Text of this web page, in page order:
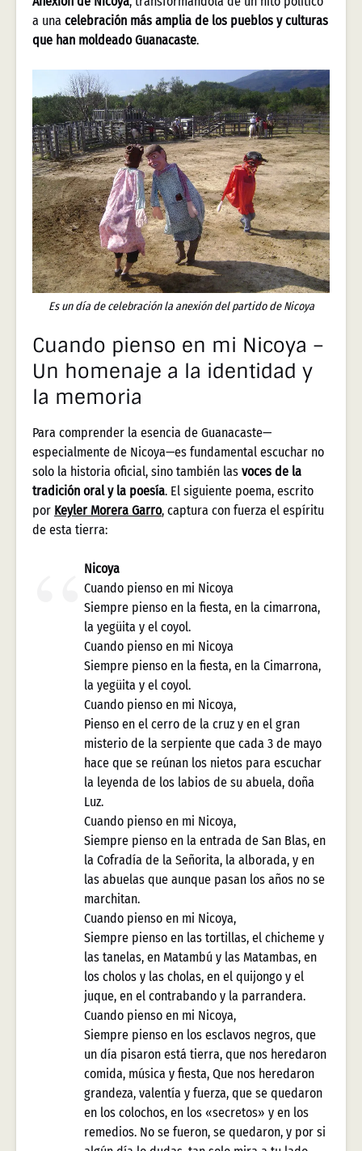
a una celebración más amplia de los pueblos y culturas
que han moldeado Guanacaste.
Es un día de celebración la anexión del partido de Nicoya
Cuando pienso en mi Nicoya –
Un homenaje a la identidad y
la memoria
Para comprender la esencia de Guanacaste—
especialmente de Nicoya—es fundamental escuchar no
solo la historia oficial, sino también las voces de la
tradición oral y la poesía. El siguiente poema, escrito
por Keyler Morera Garro, captura con fuerza el espíritu
de esta tierra:
Nicoya
Cuando pienso en mi Nicoya
Siempre pienso en la fiesta, en la cimarrona,
la yegüita y el coyol.
Cuando pienso en mi Nicoya
Siempre pienso en la fiesta, en la Cimarrona,
la yegüita y el coyol.
Cuando pienso en mi Nicoya,
Pienso en el cerro de la cruz y en el gran
misterio de la serpiente que cada 3 de mayo
hace que se reúnan los nietos para escuchar
la leyenda de los labios de su abuela, doña
Luz.
Cuando pienso en mi Nicoya,
Siempre pienso en la entrada de San Blas, en
la Cofradía de la Señorita, la alborada, y en
las abuelas que aunque pasan los años no se
marchitan.
Cuando pienso en mi Nicoya,
Siempre pienso en las tortillas, el chicheme y
las tanelas, en Matambú y las Matambas, en
los cholos y las cholas, en el quijongo y el
juque, en el contrabando y la parrandera.
Cuando pienso en mi Nicoya,
Siempre pienso en los esclavos negros, que
un día pisaron está tierra, que nos heredaron
comida, música y fiesta, Que nos heredaron
grandeza, valentía y fuerza, que se quedaron
en los colochos, en los «secretos» y en los
remedios. No se fueron, se quedaron, y por si